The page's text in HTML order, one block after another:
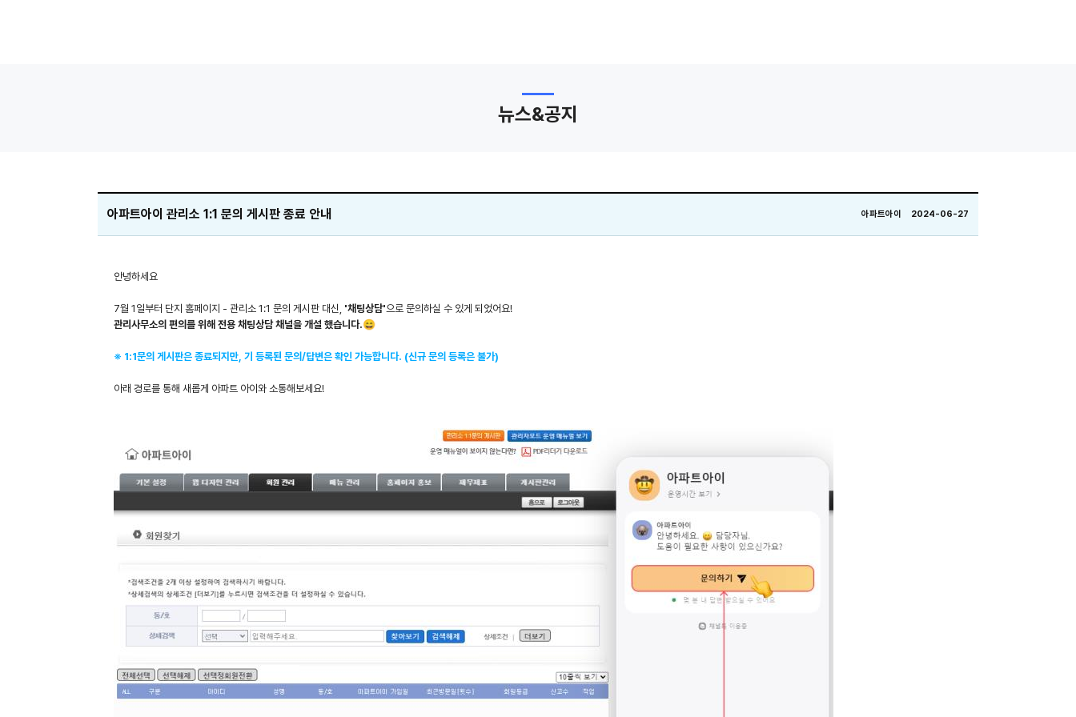
뉴스&공지
아파트아이 관리소 1:1 문의 게시판 종료 안내 아파트아이 2024-06-27
안녕하세요
7월 1일부터 단지 홈페이지 - 관리소 1:1 문의 게시판 대신, '채팅상담'으로 문의하실 수 있게 되었어요!
관리사무소의 편의를 위해 전용 채팅상담 채널을 개설 했습니다.😄
※ 1:1문의 게시판은 종료되지만, 기 등록된 문의/답변은 확인 가능합니다. (신규 문의 등록은 불가)
아래 경로를 통해 새롭게 아파트 아이와 소통해보세요!